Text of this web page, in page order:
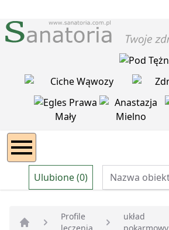
Ulubione (0)
Profile
układ